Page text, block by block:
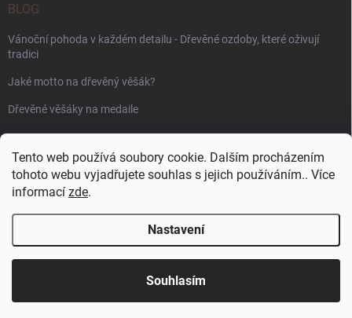
Tento web používá soubory cookie. Dalším procházením
tohoto webu vyjadřujete souhlas s jejich používáním.. Více
informací zde.
Nastavení
Souhlasím
BLOG
Vánoční pohoda v každém detailu - Dřevěné ozdoby, které oživují
tradici
Jaké motto na dřevěný věšák?
Dřevěné věšáky na medaile
PŘIJÍMÁME ONLINE PLATBY
WoodenPuzzle.cz . Všechna práva vyhrazena.